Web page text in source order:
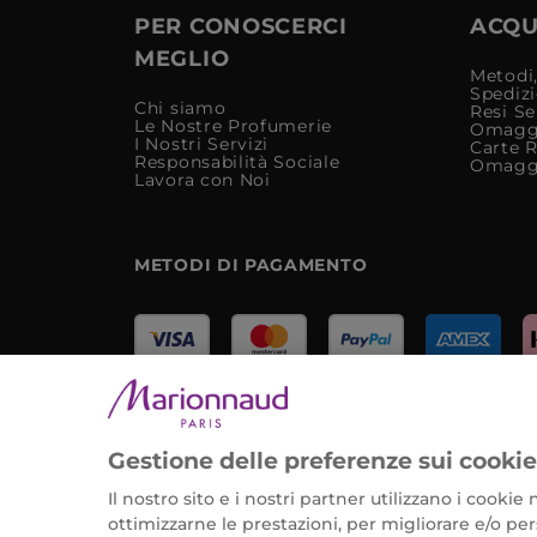
PER CONOSCERCI
MEGLIO
Chi siamo
Le Nostre Profumerie
I Nostri Servizi
Responsabilità Sociale
Lavora con Noi
Resi
Carte
METODI DI PAGAMENTO
Marionnaud Parfumeries Italia S.r.l.
Largo Fiera Milano 5, 20017 Rho (MI)
REA Milano 1650024 con P.IVA 13425220152.
Gestione delle preferenze sui cookie
Il nostro sito e i nostri partner utilizzano i
ottimizzarne le prestazioni, per migliorare e/o